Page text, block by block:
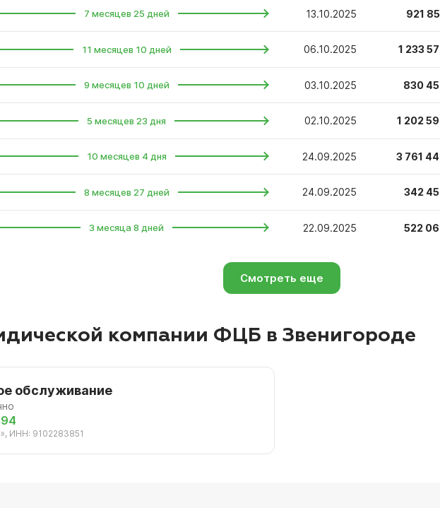
7 месяцев 25 дней 13.10.2025 921
11 месяцев 10 дней 06.10.2025 1 233
9 месяцев 10 дней 03.10.2025 830
5 месяцев 23 дня 02.10.2025 1 202
10 месяцев 4 дня 24.09.2025 3 761
8 месяцев 27 дней 24.09.2025 342
3 месяца 8 дней 22.09.2025 522
Смотреть еще
компании ФЦБ в Звенигороде
обслуживание
ИНН: 9102283851